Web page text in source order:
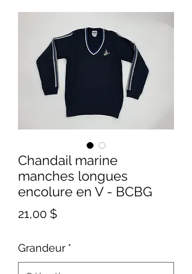
Chandail marine
manches longues
encolure en V - BCBG
21,00 $Prix
Grandeur *